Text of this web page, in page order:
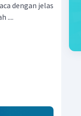
dengan jelas
....